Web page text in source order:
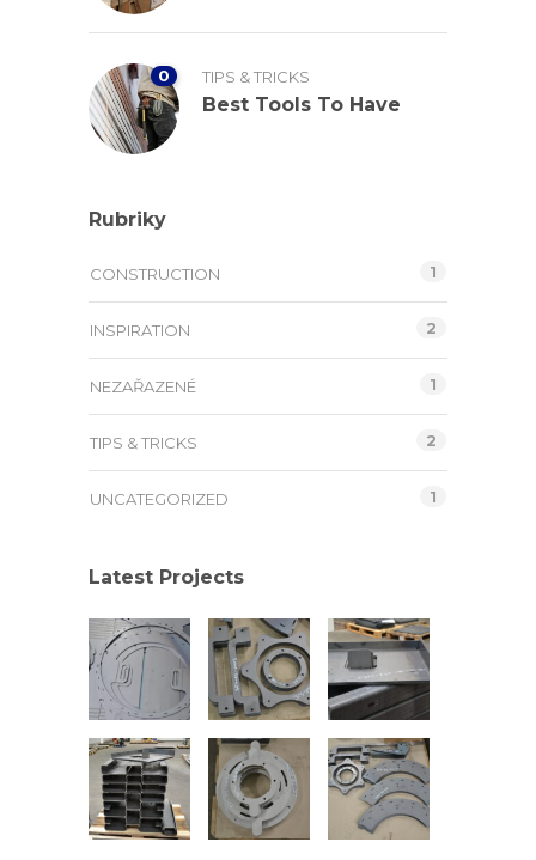
0 TIPS & TRICKS
Best Tools To Have
Rubriky
CONSTRUCTION 1
INSPIRATION 2
NEZAŘAZENÉ 1
TIPS & TRICKS 2
UNCATEGORIZED 1
Latest Projects